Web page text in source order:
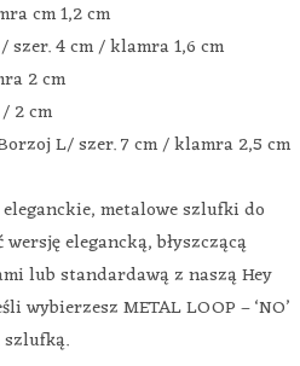
cm 1,2 cm
4 cm / klamra 1,6 cm
2 cm
2 cm
L/ szer. 7 cm / klamra 2,5 cm
metalowe szlufki do
elegancką, błyszczącą
lub standardawą z naszą Hey
wybierzesz METAL LOOP – ‘NO’